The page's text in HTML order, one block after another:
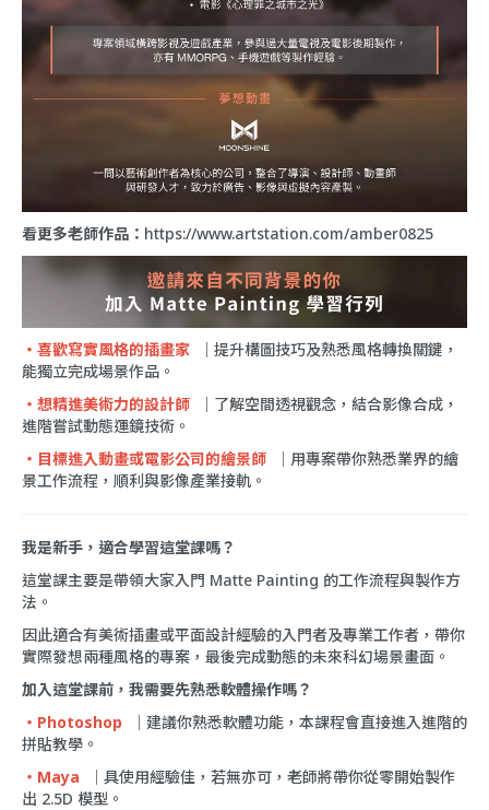
看更多老師作品： https://www.artstation.com/amber0825
・喜歡寫實風格的插畫家
｜提升構圖技巧及熟悉風格轉換關鍵，
能獨立完成場景作品。
・ 想精進美術力的設計師
｜了解空間透視觀念，結合影像合成，
進階嘗試動態運鏡技術。
・ 目標進入動畫或電影公司的繪景師
｜用專案帶你熟悉業界的繪
景工作流程，順利與影像產業接軌。
我是新手，適合學習這堂課嗎？
這堂課主要是帶領大家入門 Matte Painting 的工作流程與製作方
法。
因此適合有美術插畫或平面設計經驗的入門者及專業工作者，帶你
實際發想兩種風格的專案，最後完成動態的未來科幻場景畫面。
加入這堂課前，我需要先熟悉軟體操作嗎？
・Photoshop
｜建議你熟悉軟體功能，本課程會直接進入進階的
拼貼教學。
・ Maya
｜具使用經驗佳，若無亦可，老師將帶你從零開始製作
出 2.5D 模型。